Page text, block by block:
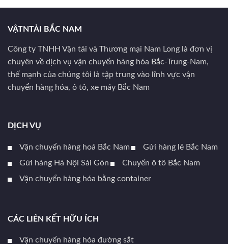
VẬTNTẢI BẮC NAM
Công ty TNHH Vận tải và Thương mại Nam Long là đơn vị
chuyên về dịch vụ vận chuyển hàng hóa Bắc-Trung-Nam,
thế mạnh của chúng tôi là tập trung vào lĩnh vực vận
chuyển hàng hóa, ô tô, xe máy Bắc Nam
DỊCH VỤ
Vận chuyển hàng hoá Bắc Nam
Gửi hàng lẻ Bắc Nam
Gửi hàng Hà Nội Sài Gòn
Chuyển ô tô Bắc Nam
Vận chuyển hàng hóa bằng container
CÁC LIÊN KẾT HỮU ÍCH
Vận chuyển hàng hóa đường sắt